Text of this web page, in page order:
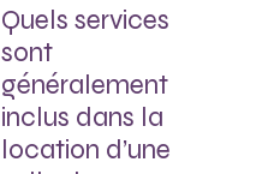
Quels services
sont
généralement
inclus dans la
location d’une